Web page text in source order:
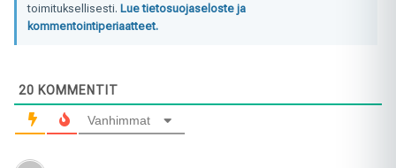
toimituksellisesti. Lue tietosuojaseloste ja
kommentointiperiaatteet.
20 KOMMENTIT
Vanhimmat